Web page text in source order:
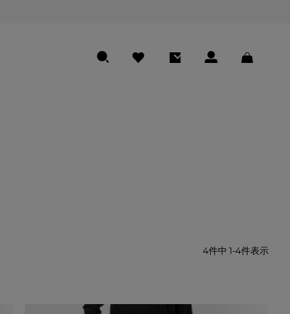
4件中 1-4件表示